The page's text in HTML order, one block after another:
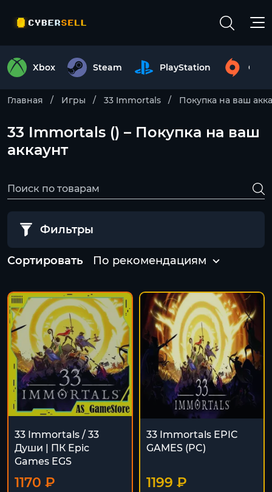
Xbox Steam PlayStation
Главная Игры 33 Immortals Покупка на ваш
33 Immortals () – Покупка на ваш
аккаунт
Фильтры
Сортировать По рекомендациям
33 Immortals / 33
Души | ПК Epic
Games EGS
1170 ₽
33 Immortals EPIC
GAMES (PC)
1199 ₽